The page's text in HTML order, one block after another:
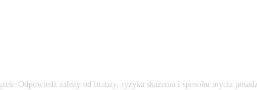
Odpowiedź zależy od branży, ryzyka skażenia i sposobu mycia